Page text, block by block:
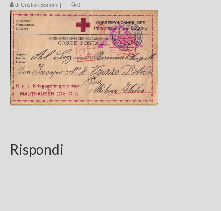
Chi sono
FAQ
Contatti
di Cristian Bonomi | | 0
Rispondi